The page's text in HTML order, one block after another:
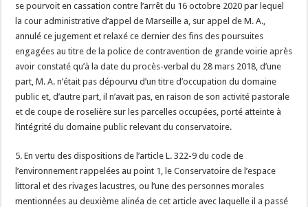
se pourvoit en cassation contre l’arrêt du 16 octobre 2020 par lequel
la cour administrative d’appel de Marseille a, sur appel de M. A.,
annulé ce jugement et relaxé ce dernier des fins des poursuites
engagées au titre de la police de contravention de grande voirie après
avoir constaté qu’à la date du procès-verbal du 28 mars 2018, d’une
part, M. A. n’était pas dépourvu d’un titre d’occupation du domaine
public et, d’autre part, il n’avait pas, en raison de son activité pastorale
et de coupe de roselière sur les parcelles occupées, porté atteinte à
l’intégrité du domaine public relevant du conservatoire.
5. En vertu des dispositions de l’article L. 322-9 du code de
l’environnement rappelées au point 1, le Conservatoire de l’espace
littoral et des rivages lacustres, ou l’une des personnes morales
mentionnées au deuxième alinéa de cet article avec laquelle il a passé